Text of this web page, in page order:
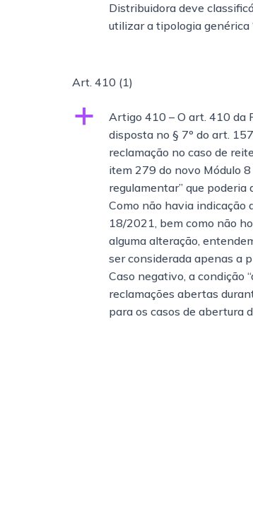
Distribuidora deve
utilizar a tipologia genérica
Art. 410 (1)
a
Artigo 410 – O art. 410 da
disposta no § 7º do art.
reclamação no caso de
item 279 do novo Módulo
regulamentar” que
Como não havia indicação
18/2021, bem como não
alguma alteração,
ser considerada apenas a
Caso negativo, a condição
reclamações abertas
para os casos de abertura